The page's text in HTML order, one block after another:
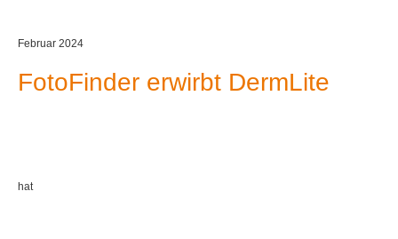
Februar 2024
FotoFinder erwirbt DermLite
hat